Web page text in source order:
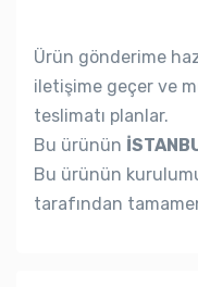
Ürün gönderime
iletişime geçer ve
teslimatı planlar.
Bu ürünün
Bu ürünün
tarafından